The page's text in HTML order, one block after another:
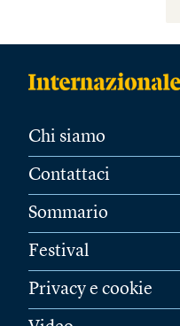
Chi siamo
Contattaci
Sommario
Festival
Privacy e cookie